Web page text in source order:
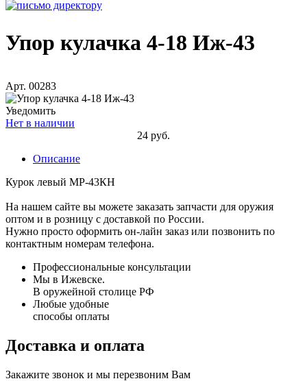
Упор кулачка 4-18 Иж-43
Арт. 00283
Уведомить
Нет в наличии
24 руб.
Описание
Курок левый МР-43КН
На нашем сайте вы можете заказать запчасти для оружия
оптом и в розницу с доставкой по России.
Нужно просто оформить он-лайн заказ или позвонить по
контактным номерам телефона.
Профессиональные консультации
Мы в Ижевске.
В оружейной столице РФ
Любые удобные
способы оплаты
Доставка и оплата
Закажите звонок и мы перезвоним Вам